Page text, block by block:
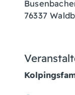
76337